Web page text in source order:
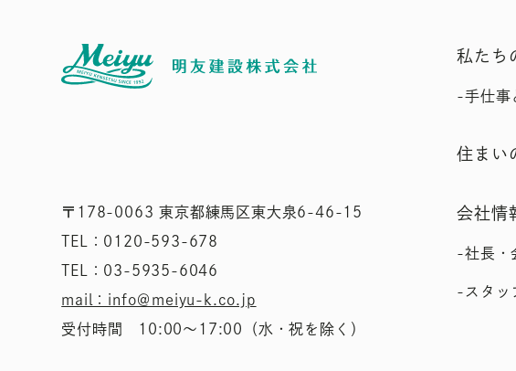
〒178-0063 東京都練馬区東大泉6-46-15
TEL：0120-593-678
TEL：03-5935-6046
mail：info＠meiyu-k.co.jp
受付時間 10:00〜17:00（水・祝を除く）
私たち
手仕事
住まい
会社情
社長・
スタッ